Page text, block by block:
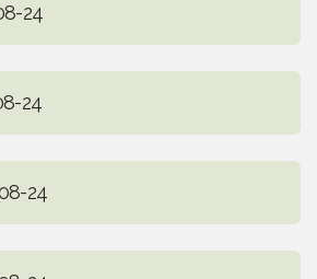
24
24
24